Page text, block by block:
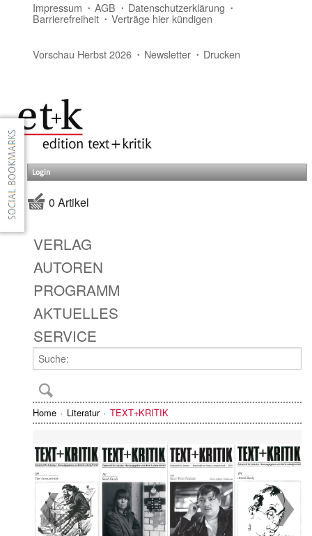
Impressum AGB Datenschutzerklärung
Barrierefreiheit Verträge hier kündigen
Vorschau Herbst 2026 Newsletter Drucken
Login
0 Artikel
VERLAG
AUTOREN
PROGRAMM
AKTUELLES
SERVICE
Home Literatur TEXT+KRITIK